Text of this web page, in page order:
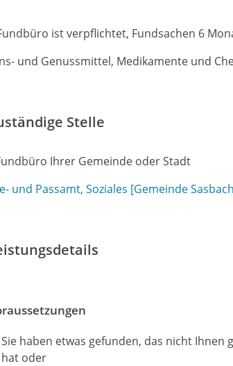
ist verpflichtet, Fundsachen 6
und Genussmittel, Medikamente und
Stelle
Ihrer Gemeinde oder Stadt
und Passamt, Soziales [Gemeinde
Sie haben etwas gefunden, das nicht Ihnen
hat oder